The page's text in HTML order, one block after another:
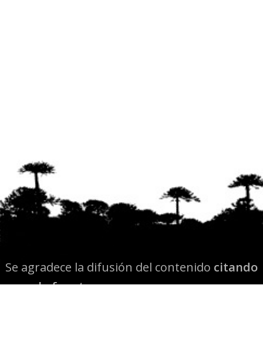
Se agradece la difusión del contenido citando
la fuente www.mapuexpress.org